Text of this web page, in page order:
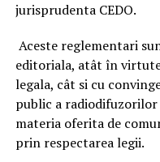
jurisprudenta CEDO.
Aceste reglementari
editoriala, atât în
legala, cât si cu
public a radiodifuzorilor
materia oferita de
prin respectarea legii.